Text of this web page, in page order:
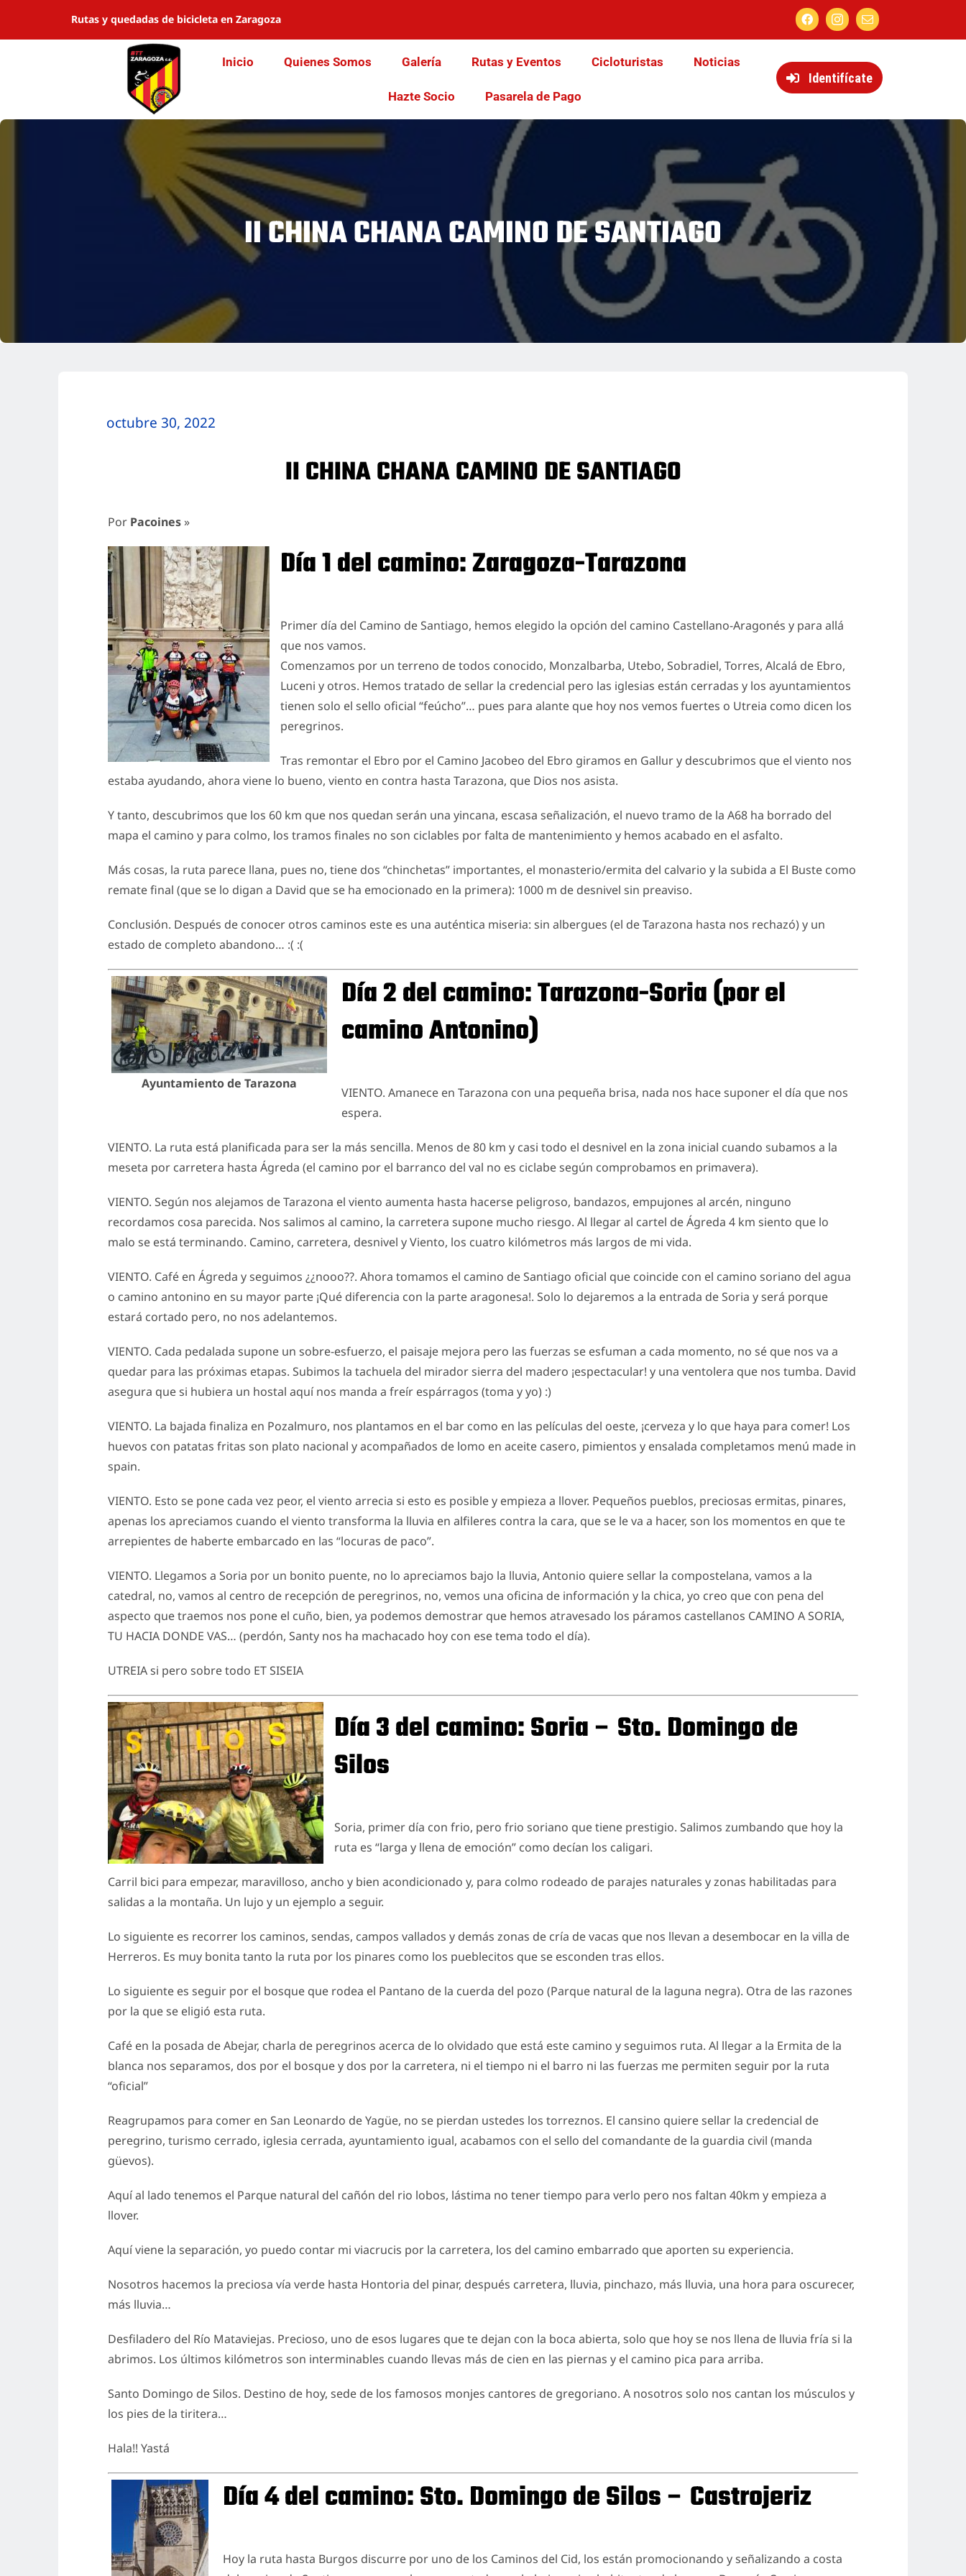
Rutas y quedadas de bicicleta en Zaragoza
Inicio Quienes Somos Galería Rutas y Eventos Cicloturistas Noticias
Hazte Socio Pasarela de Pago
Identifícate
II CHINA CHANA CAMINO DE SANTIAGO
octubre 30, 2022
II CHINA CHANA CAMINO DE SANTIAGO
Por Pacoines»
Día 1 del camino: Zaragoza-Tarazona
Primer día del Camino de Santiago, hemos elegido la opción del camino Castellano-Aragonés y para allá
que nos vamos.
Comenzamos por un terreno de todos conocido, Monzalbarba, Utebo, Sobradiel, Torres, Alcalá de Ebro,
Luceni y otros. Hemos tratado de sellar la credencial pero las iglesias están cerradas y los ayuntamientos
tienen solo el sello oficial “feúcho”… pues para alante que hoy nos vemos fuertes o Utreia como dicen los
peregrinos.
Tras remontar el Ebro por el Camino Jacobeo del Ebro giramos en Gallur y descubrimos que el viento nos
estaba ayudando, ahora viene lo bueno, viento en contra hasta Tarazona, que Dios nos asista.
Y tanto, descubrimos que los 60 km que nos quedan serán una yincana, escasa señalización, el nuevo tramo de la A68 ha borrado del
mapa el camino y para colmo, los tramos finales no son ciclables por falta de mantenimiento y hemos acabado en el asfalto.
Más cosas, la ruta parece llana, pues no, tiene dos “chinchetas” importantes, el monasterio/ermita del calvario y la subida a El Buste como
remate final (que se lo digan a David que se ha emocionado en la primera): 1000 m de desnivel sin preaviso.
Conclusión. Después de conocer otros caminos este es una auténtica miseria: sin albergues (el de Tarazona hasta nos rechazó) y un
estado de completo abandono… :( :(
Ayuntamiento de Tarazona
Día 2 del camino: Tarazona-Soria (por el
camino Antonino)
VIENTO. Amanece en Tarazona con una pequeña brisa, nada nos hace suponer el día que nos
espera.
VIENTO. La ruta está planificada para ser la más sencilla. Menos de 80 km y casi todo el desnivel en la zona inicial cuando subamos a la
meseta por carretera hasta Ágreda (el camino por el barranco del val no es ciclabe según comprobamos en primavera).
VIENTO. Según nos alejamos de Tarazona el viento aumenta hasta hacerse peligroso, bandazos, empujones al arcén, ninguno
recordamos cosa parecida. Nos salimos al camino, la carretera supone mucho riesgo. Al llegar al cartel de Ágreda 4 km siento que lo
malo se está terminando. Camino, carretera, desnivel y Viento, los cuatro kilómetros más largos de mi vida.
VIENTO. Café en Ágreda y seguimos ¿¿nooo??. Ahora tomamos el camino de Santiago oficial que coincide con el camino soriano del agua
o camino antonino en su mayor parte ¡Qué diferencia con la parte aragonesa!. Solo lo dejaremos a la entrada de Soria y será porque
estará cortado pero, no nos adelantemos.
VIENTO. Cada pedalada supone un sobre-esfuerzo, el paisaje mejora pero las fuerzas se esfuman a cada momento, no sé que nos va a
quedar para las próximas etapas. Subimos la tachuela del mirador sierra del madero ¡espectacular! y una ventolera que nos tumba. David
asegura que si hubiera un hostal aquí nos manda a freír espárragos (toma y yo) :)
VIENTO. La bajada finaliza en Pozalmuro, nos plantamos en el bar como en las películas del oeste, ¡cerveza y lo que haya para comer! Los
huevos con patatas fritas son plato nacional y acompañados de lomo en aceite casero, pimientos y ensalada completamos menú made in
spain.
VIENTO. Esto se pone cada vez peor, el viento arrecia si esto es posible y empieza a llover. Pequeños pueblos, preciosas ermitas, pinares,
apenas los apreciamos cuando el viento transforma la lluvia en alfileres contra la cara, que se le va a hacer, son los momentos en que te
arrepientes de haberte embarcado en las “locuras de paco”.
VIENTO. Llegamos a Soria por un bonito puente, no lo apreciamos bajo la lluvia, Antonio quiere sellar la compostelana, vamos a la
catedral, no, vamos al centro de recepción de peregrinos, no, vemos una oficina de información y la chica, yo creo que con pena del
aspecto que traemos nos pone el cuño, bien, ya podemos demostrar que hemos atravesado los páramos castellanos CAMINO A SORIA,
TU HACIA DONDE VAS… (perdón, Santy nos ha machacado hoy con ese tema todo el día).
UTREIA si pero sobre todo ET SISEIA
Día 3 del camino: Soria – Sto. Domingo de
Silos
Soria, primer día con frio, pero frio soriano que tiene prestigio. Salimos zumbando que hoy la
ruta es “larga y llena de emoción” como decían los caligari.
Carril bici para empezar, maravilloso, ancho y bien acondicionado y, para colmo rodeado de parajes naturales y zonas habilitadas para
salidas a la montaña. Un lujo y un ejemplo a seguir.
Lo siguiente es recorrer los caminos, sendas, campos vallados y demás zonas de cría de vacas que nos llevan a desembocar en la villa de
Herreros. Es muy bonita tanto la ruta por los pinares como los pueblecitos que se esconden tras ellos.
Lo siguiente es seguir por el bosque que rodea el Pantano de la cuerda del pozo (Parque natural de la laguna negra). Otra de las razones
por la que se eligió esta ruta.
Café en la posada de Abejar, charla de peregrinos acerca de lo olvidado que está este camino y seguimos ruta. Al llegar a la Ermita de la
blanca nos separamos, dos por el bosque y dos por la carretera, ni el tiempo ni el barro ni las fuerzas me permiten seguir por la ruta
“oficial”
Reagrupamos para comer en San Leonardo de Yagüe, no se pierdan ustedes los torreznos. El cansino quiere sellar la credencial de
peregrino, turismo cerrado, iglesia cerrada, ayuntamiento igual, acabamos con el sello del comandante de la guardia civil (manda
güevos).
Aquí al lado tenemos el Parque natural del cañón del rio lobos, lástima no tener tiempo para verlo pero nos faltan 40km y empieza a
llover.
Aquí viene la separación, yo puedo contar mi viacrucis por la carretera, los del camino embarrado que aporten su experiencia.
Nosotros hacemos la preciosa vía verde hasta Hontoria del pinar, después carretera, lluvia, pinchazo, más lluvia, una hora para oscurecer,
más lluvia…
Desfiladero del Río Mataviejas. Precioso, uno de esos lugares que te dejan con la boca abierta, solo que hoy se nos llena de lluvia fría si la
abrimos. Los últimos kilómetros son interminables cuando llevas más de cien en las piernas y el camino pica para arriba.
Santo Domingo de Silos. Destino de hoy, sede de los famosos monjes cantores de gregoriano. A nosotros solo nos cantan los músculos y
los pies de la tiritera…
Hala!! Yastá
Día 4 del camino: Sto. Domingo de Silos – Castrojeriz
Hoy la ruta hasta Burgos discurre por uno de los Caminos del Cid, los están promocionando y señalizando a costa